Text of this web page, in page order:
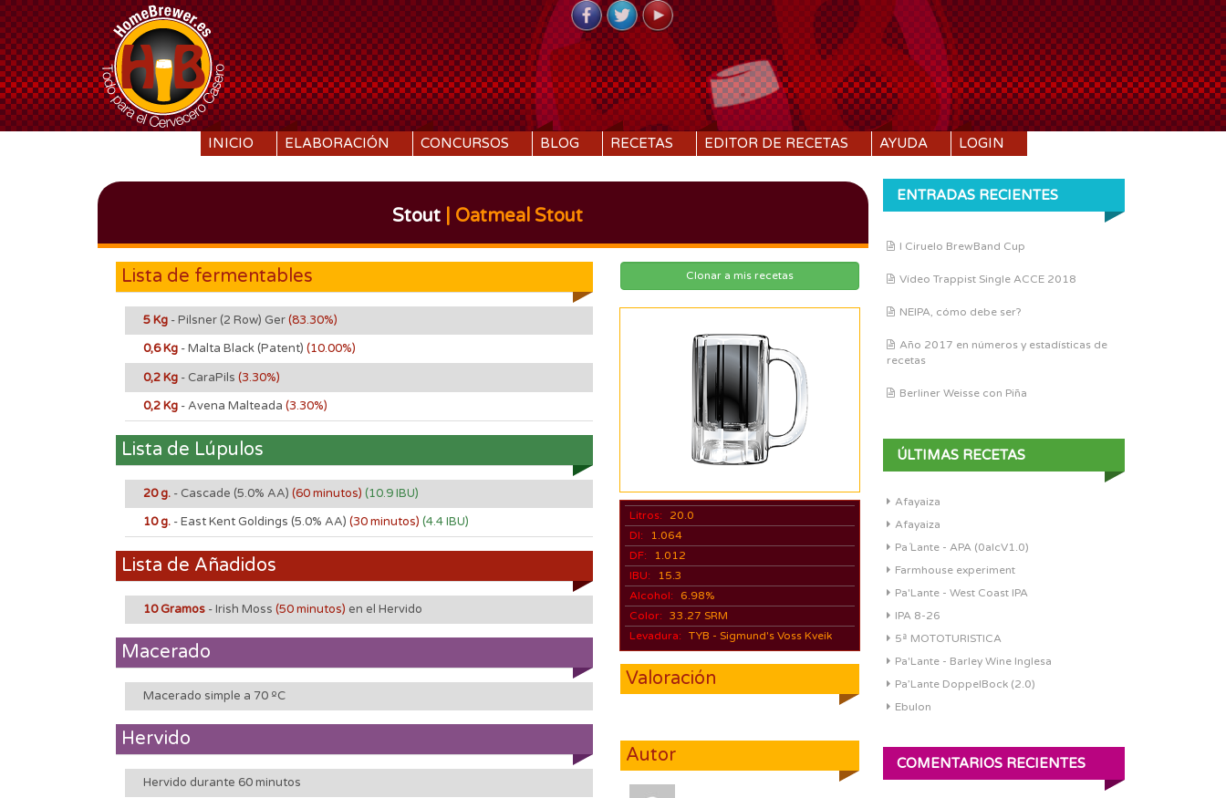
SKIP TO CONTENT
INICIO ELABORACIÓN CONCURSOS BLOG RECETAS EDITOR DE RECETAS AYUDA LOGIN
Stout | Oatmeal Stout
Lista de fermentables
5 Kg - Pilsner (2 Row) Ger(83.30%)
0,6 Kg - Malta Black (Patent) (10.00%)
0,2 Kg - CaraPils (3.30%)
0,2 Kg - Avena Malteada (3.30%)
Lista de Lúpulos
20 g. - Cascade (5.0% AA) (60 minutos) (10.9 IBU)
10 g. - East Kent Goldings (5.0% AA) (30 minutos) (4.4 IBU)
Lista de Añadidos
10 Gramos - Irish Moss (50 minutos) en el Hervido
Macerado
Macerado simple a 70 ºC
Hervido
Hervido durante 60 minutos
Clonar a mis recetas
Litros:
20.0
DI:
1.064
DF:
1.012
IBU:
15.3
Alcohol:
6.98%
Color: 33.27 SRM
Levadura: TYB - Sigmund's Voss Kveik
Valoración
Autor
ENTRADAS RECIENTES
I Ciruelo BrewBand Cup
Vídeo Trappist Single ACCE 2018
NEIPA, cómo debe ser?
Año 2017 en números y estadísticas de
recetas
Berliner Weisse con Piña
ÚLTIMAS RECETAS
Afayaiza
Afayaiza
Pa´Lante - APA (0alcV1.0)
Farmhouse experiment
Pa'Lante - West Coast IPA
IPA 8-26
5ª MOTOTURISTICA
Pa'Lante - Barley Wine Inglesa
Pa’Lante DoppelBock (2.0)
Ebulon
COMENTARIOS RECIENTES